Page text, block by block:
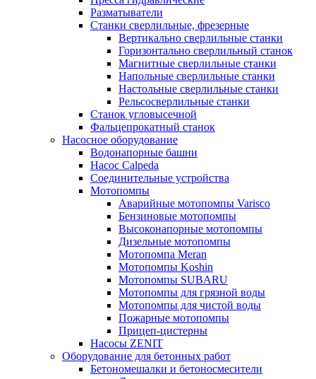
Разматыватели
Станки сверлильные, фрезерные
Вертикально сверлильные станки
Горизонтально сверлильный станок
Магнитные сверлильные станки
Напольные сверлильные станки
Настольные сверлильные станки
Рельсосверлильные станки
Станок угловысечной
Фальцепрокатный станок
Насосное оборудование
Водонапорные башни
Насос Calpeda
Соединительные устройства
Мотопомпы
Аварийные мотопомпы Varisco
Бензиновые мотопомпы
Высоконапорные мотопомпы
Дизельные мотопомпы
Мотопомпа Meran
Мотопомпы Koshin
Мотопомпы SUBARU
Мотопомпы для грязной воды
Мотопомпы для чистой воды
Пожарные мотопомпы
Прицеп-цистерны
Насосы ZENIT
Оборудование для бетонных работ
Бетономешалки и бетоносмесители